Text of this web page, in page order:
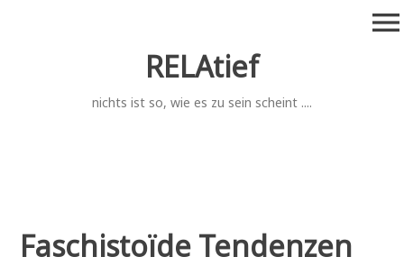
RELAtief
nichts ist so, wie es zu sein scheint ....
menu
Faschistoïde Tendenzen